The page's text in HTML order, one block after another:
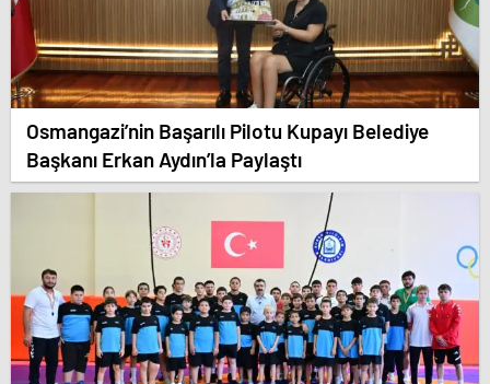
Osmangazi’nin Başarılı Pilotu Kupayı Belediye
Başkanı Erkan Aydın’la Paylaştı